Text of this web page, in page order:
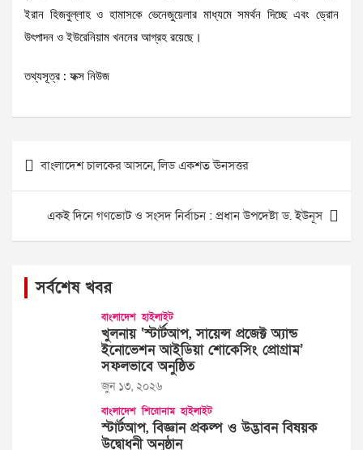
ইরান হিজবুল্লাহ ও হামাসকে ভেনেজুয়েলার মাধ্যমে সমর্থন দিচ্ছে এবং ড্রোন
উৎপাদন ও ইউরেনিয়াম খননের আগ্রহ রয়েছে।
তথ্যসূত্র : ফক্স নিউজ
Post
navigation
বাংলাদেশ চালকের আসনে, লিড একশত ঊনসত্তর
একই দিনে গণভোট ও সংসদ নির্বাচন : প্রধান উপদেষ্টা ড. ইউনূস
সর্বশেষ খবর
বাংলাদেশ হাইলাইট
খুলনায় ‘স্টার্টআপ, সায়েন্স প্রজেক্ট অ্যান্ড
ইনোভেশন আইডিয়া শোকেসিং প্রোগ্রাম’
সফলভাবে অনুষ্ঠিত
জুন ১৩, ২০২৬
বাংলাদেশ শিরোনাম হাইলাইট
স্টার্টআপ, বিজ্ঞান প্রকল্প ও উদ্ভাবন বিষয়ক
উদ্বোধনী অনুষ্ঠান